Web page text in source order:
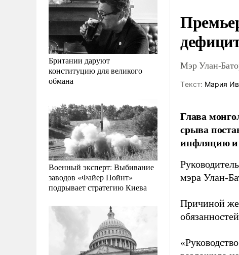
Британии даруют
конституцию для великого
обмана
Военный эксперт: Выбивание
заводов «Файер Пойнт»
подрывает стратегию Киева
Мэр Улан-
Tекст: Мария
Глава
срыва
инфляцию и
мэра Улан-
Причиной